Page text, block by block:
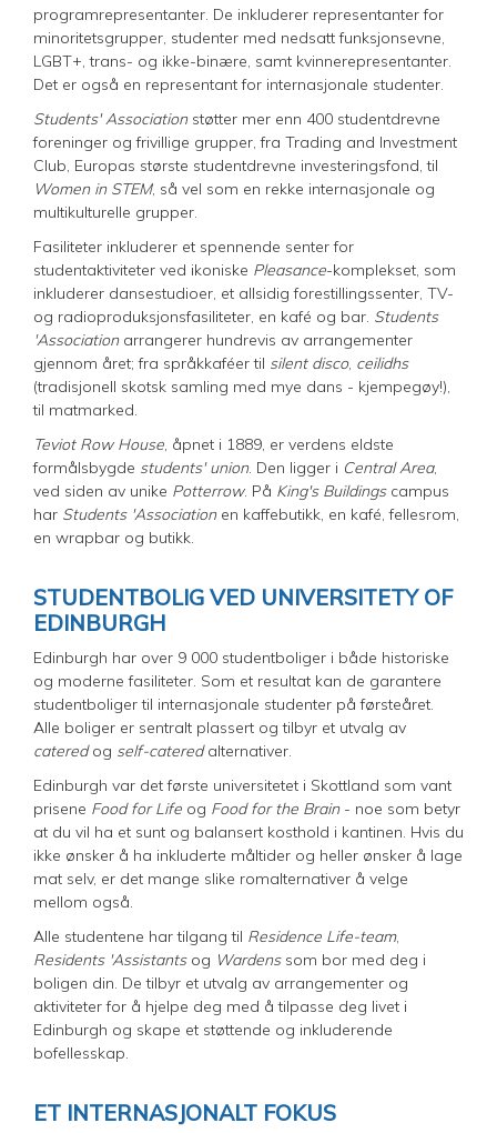
programrepresentanter. De inkluderer representanter for
minoritetsgrupper, studenter med nedsatt funksjonsevne,
LGBT+, trans- og ikke-binære, samt kvinnerepresentanter.
Det er også en representant for internasjonale studenter.
Students' Associationstøtter mer enn 400 studentdrevne
foreninger og frivillige grupper, fra Trading and Investment
Club, Europas største studentdrevne investeringsfond, til
Women in STEM, så vel som en rekke internasjonale og
multikulturelle grupper.
Fasiliteter inkluderer et spennende senter for
studentaktiviteter ved ikoniske Pleasance-komplekset, som
inkluderer dansestudioer, et allsidig forestillingssenter, TV-
og radioproduksjonsfasiliteter, en kafé og bar. Students
'Associationarrangerer hundrevis av arrangementer
gjennom året; fra språkkaféer til silent disco, ceilidhs
(tradisjonell skotsk samling med mye dans - kjempegøy!),
til matmarked.
Teviot Row House , åpnet i 1889, er verdens eldste
formålsbygde students' union. Den ligger i Central Area,
ved siden av unike Potterrow. På King's Buildingscampus
har Students 'Associationen kaffebutikk, en kafé, fellesrom,
en wrapbar og butikk.
STUDENTBOLIG VED UNIVERSITETY OF
EDINBURGH
Edinburgh har over 9 000 studentboliger i både historiske
og moderne fasiliteter. Som et resultat kan de garantere
studentboliger til internasjonale studenter på førsteåret.
Alle boliger er sentralt plassert og tilbyr et utvalg av
cateredog self-cateredalternativer.
Edinburgh var det første universitetet i Skottland som vant
prisene Food for Life og Food for the Brain - noe som betyr
at du vil ha et sunt og balansert kosthold i kantinen. Hvis du
ikke ønsker å ha inkluderte måltider og heller ønsker å lage
mat selv, er det mange slike romalternativer å velge
mellom også.
Alle studentene har tilgang til Residence Life-team,
Residents 'Assistantsog Wardenssom bor med deg i
boligen din. De tilbyr et utvalg av arrangementer og
aktiviteter for å hjelpe deg med å tilpasse deg livet i
Edinburgh og skape et støttende og inkluderende
bofellesskap.
ET INTERNASJONALT FOKUS